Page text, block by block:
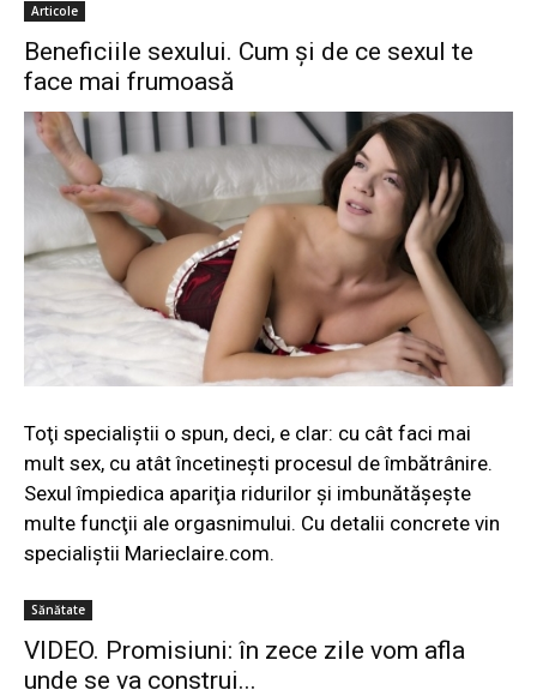
Articole
Beneficiile sexului. Cum şi de ce sexul te
face mai frumoasă
Toţi specialiştii o spun, deci, e clar: cu cât faci mai
mult sex, cu atât încetineşti procesul de îmbătrânire.
Sexul împiedica apariţia ridurilor şi imbunătășește
multe funcţii ale orgasnimului. Cu detalii concrete vin
specialiştii Marieclaire.com.
Sănătate
VIDEO. Promisiuni: în zece zile vom afla
unde se va construi...